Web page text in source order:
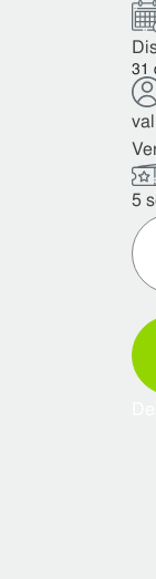
31
5